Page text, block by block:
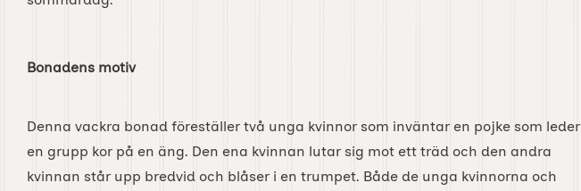
Bonadens motiv
Denna vackra bonad föreställer två unga kvinnor som inväntar en pojke som leder
en grupp kor på en äng. Den ena kvinnan lutar sig mot ett träd och den andra
kvinnan står upp bredvid och blåser i en trumpet. Både de unga kvinnorna och